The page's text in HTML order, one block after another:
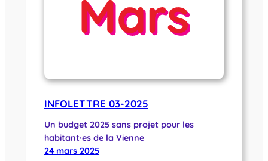
INFOLETTRE 03-2025
Un budget 2025 sans projet pour les
habitant∙es de la Vienne
24 mars 2025